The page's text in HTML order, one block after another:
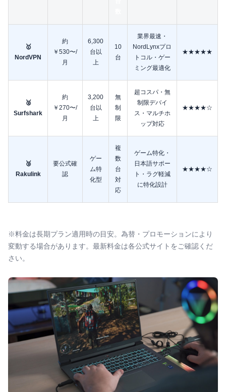
🥇
NordVPN
約
￥530〜/
月
6,300
台以
上
10
台
業界最速・
NordLynxプロ
トコル・ゲー
ミング最適化
★★★★★
🥈
Surfshark
約
￥270〜/
月
3,200
台以
上
無
制
限
超コスパ・無
制限デバイ
ス・マルチホ
ップ対応
★★★★☆
🥉
Rakulink
要公式確
認
ゲー
ム特
化型
複
数
台
対
応
ゲーム特化・
日本語サポー
ト・ラグ軽減
に特化設計
★★★★☆
※料金は長期プラン適用時の目安。為替・プロモーションにより
変動する場合があります。最新料金は各公式サイトをご確認くだ
さい。